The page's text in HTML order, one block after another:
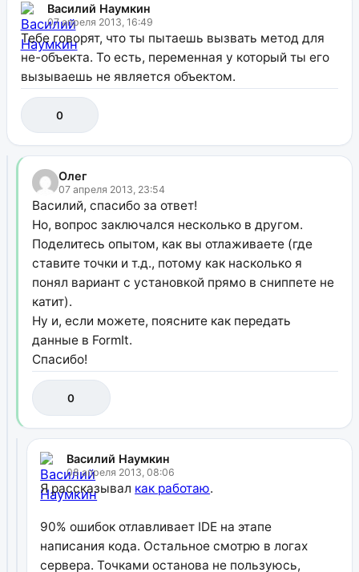
Василий Наумкин
07 апреля 2013, 16:49
Тебе говорят, что ты пытаешь вызвать метод для
не-объекта. То есть, переменная у который ты его
вызываешь не является объектом.
0
Олег
07 апреля 2013, 23:54
Василий, спасибо за ответ!
Но, вопрос заключался несколько в другом.
Поделитесь опытом, как вы отлаживаете (где
ставите точки и т.д., потому как насколько я
понял вариант с установкой прямо в сниппете не
катит).
Ну и, если можете, поясните как передать
данные в FormIt.
Спасибо!
0
Василий Наумкин
08 апреля 2013, 08:06
Я рассказывал как работаю.
90% ошибок отлавливает IDE на этапе
написания кода. Остальное смотрю в логах
сервера. Точками останова не пользуюсь,